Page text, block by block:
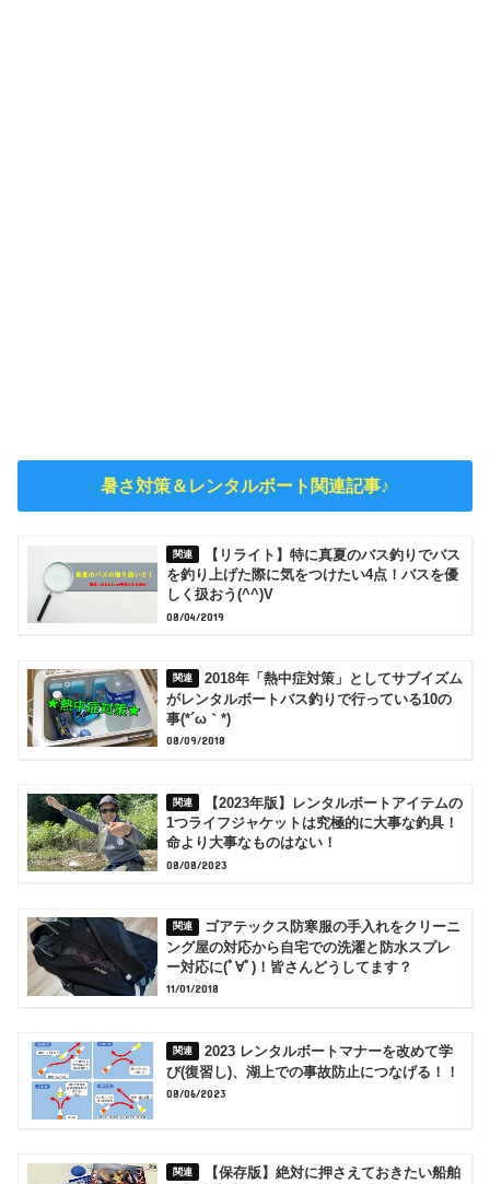
暑さ対策＆レンタルボート関連記事♪
【リライト】特に真夏のバス釣りでバス
を釣り上げた際に気をつけたい4点！バスを優
しく扱おう(^^)V
08/04/2019
2018年「熱中症対策」としてサブイズム
がレンタルボートバス釣りで行っている10の
事(*´ω｀*)
08/09/2018
【2023年版】レンタルボートアイテムの
1つライフジャケットは究極的に大事な釣具！
命より大事なものはない！
08/08/2023
ゴアテックス防寒服の手入れをクリーニ
ング屋の対応から自宅での洗濯と防水スプレ
ー対応に(ﾟ∀ﾟ)！皆さんどうしてます？
11/01/2018
2023 レンタルボートマナーを改めて学
び(復習し)、湖上での事故防止につなげる！！
08/06/2023
【保存版】絶対に押さえておきたい船舶